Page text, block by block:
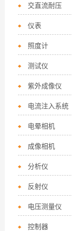
交直流耐压
仪表
照度计
测试仪
紫外成像仪
电流注入系统
电晕相机
成像相机
分析仪
反射仪
电压测量仪
控制器